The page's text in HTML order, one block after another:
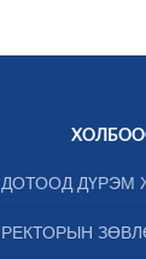
ДОТООД ДҮРЭМ
РЕКТОРЫН